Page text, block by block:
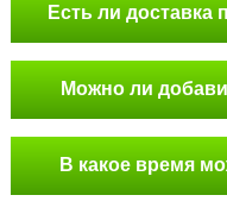
Есть ли доставка
Можно ли
В какое время